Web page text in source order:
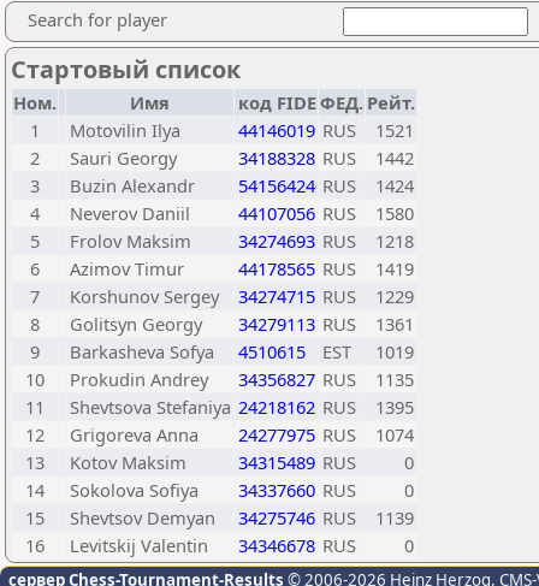
Search for player
Стартовый список
Ном. Имя код FIDEФЕД. Рейт.
1
Motovilin Ilya 44146019 RUS
1521
2
Sauri Georgy 34188328 RUS
1442
3
Buzin Alexandr 54156424 RUS
1424
4
Neverov Daniil 44107056 RUS
1580
5
Frolov Maksim 34274693 RUS
1218
6
Azimov Timur 44178565 RUS
1419
7
Korshunov Sergey 34274715 RUS
1229
8
Golitsyn Georgy 34279113 RUS
1361
9
Barkasheva Sofya 4510615 EST
1019
10
Prokudin Andrey 34356827 RUS
1135
11
Shevtsova Stefaniya 24218162 RUS
1395
12
Grigoreva Anna 24277975 RUS
1074
13
Kotov Maksim 34315489 RUS
0
14
Sokolova Sofiya 34337660 RUS
0
15
Shevtsov Demyan 34275746 RUS
1139
16
Levitskij Valentin 34346678 RUS 0
сервер Chess-Tournament-Results © 2006-2026 Heinz Herzog,